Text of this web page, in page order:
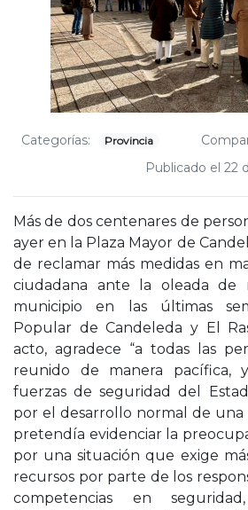
Categorías: Provincia
Publicado el 22
Más de dos centenares de
ayer en la Plaza Mayor de
de reclamar más medidas en
ciudadana ante la oleada de
municipio en las últimas
Popular de Candeleda y El
acto, agradece “a todas las
reunido de manera pacífica,
fuerzas de seguridad del
por el desarrollo normal de
pretendía evidenciar la
por una situación que exige
recursos por parte de los
competencias en